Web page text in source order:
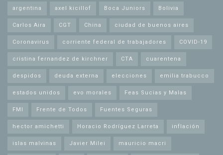
argentina axel kicillof Boca Juniors Bolivia
Carlos Aira CGT China ciudad de buenos aires
Coronavirus corriente federal de trabajadores COVID-19
cristina fernandez de kirchner CTA cuarentena
despidos deuda externa elecciones emilia trabucco
estados unidos evo morales Feas Sucias y Malas
FMI Frente de Todos Fuentes Seguras
hector amichetti Horacio Rodríguez Larreta inflación
islas malvinas Javier Milei mauricio macri